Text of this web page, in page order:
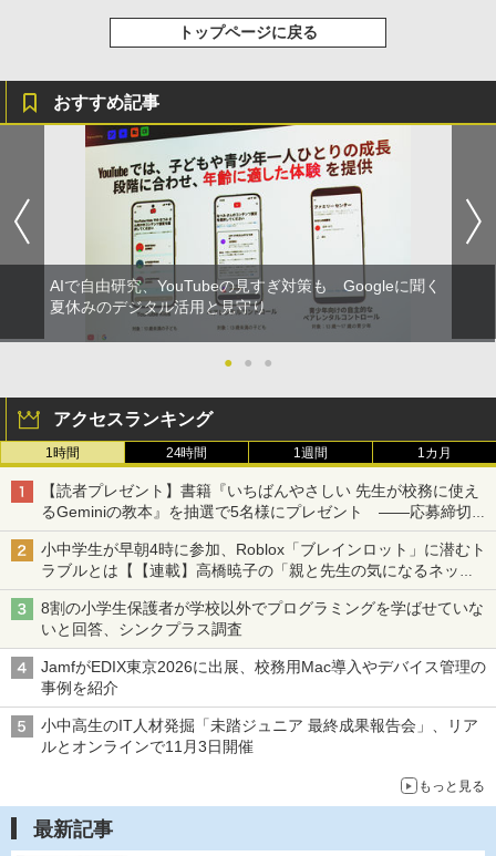
カル国旗パズル 知育玩具 おもちゃ 4歳以
上 KUMON LK-10
Joyreal モンテッソーリ ビジーボード 知
育玩具 1 2 3歳誕生日プレゼント男の子
女の子 知育玩具 LED おもちゃ 指先知育
早期開発 (スタンダード・エディション)
￥2,959
5
￥1,650
ト、誕生日の楽しみ、イースターディス
カバリーを備えたインタラクティブサイ
Fernrohr:実験用キャビネット
￥4,758
トップページに戻る
おすすめ記事
AIで自由研究、YouTubeの見すぎ対策も Googleに聞く
夏休みのデジタル活用と見守り
● ● ●
アクセスランキング
1時間 24時間 1週間 1カ月
【読者プレゼント】書籍『いちばんやさしい 先生が校務に使え
るGeminiの教本』を抽選で5名様にプレゼント ――応募締切は
2026年8月12日（水）まで
小中学生が早朝4時に参加、Roblox「ブレインロット」に潜むト
ラブルとは【【連載】高橋暁子の「親と先生の気になるネッ
ト」】
8割の小学生保護者が学校以外でプログラミングを学ばせていな
いと回答、シンクプラス調査
JamfがEDIX東京2026に出展、校務用Mac導入やデバイス管理の
事例を紹介
小中高生のIT人材発掘「未踏ジュニア 最終成果報告会」、リア
ルとオンラインで11月3日開催
もっと見る
最新記事